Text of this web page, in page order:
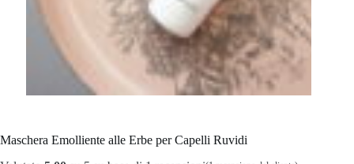
Maschera Emolliente alle Erbe per Capelli Ruvidi